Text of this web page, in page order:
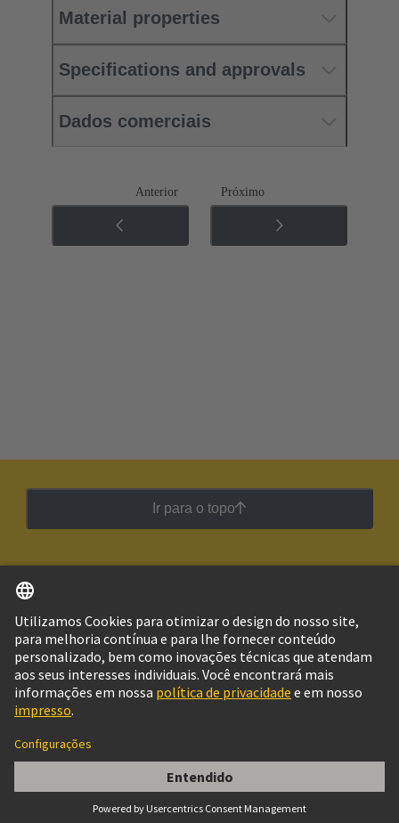
Female straight kit connector (A=30,45)
Material properties
Specifications and approvals
Dados comerciais
Anterior Próximo
Ir para o topo
Brasil Português
© Grupo de Tecnologia HARTING
Configurações de cookies